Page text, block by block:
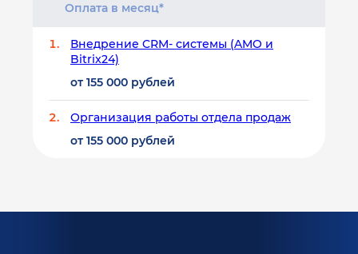
Оплата в месяц*
Внедрение CRM- системы (AMO и
Bitrix24)
от 155 000 рублей
Организация работы отдела продаж
от 155 000 рублей